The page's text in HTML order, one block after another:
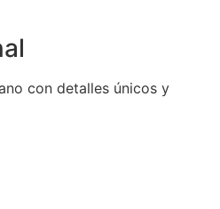
con detalles únicos y